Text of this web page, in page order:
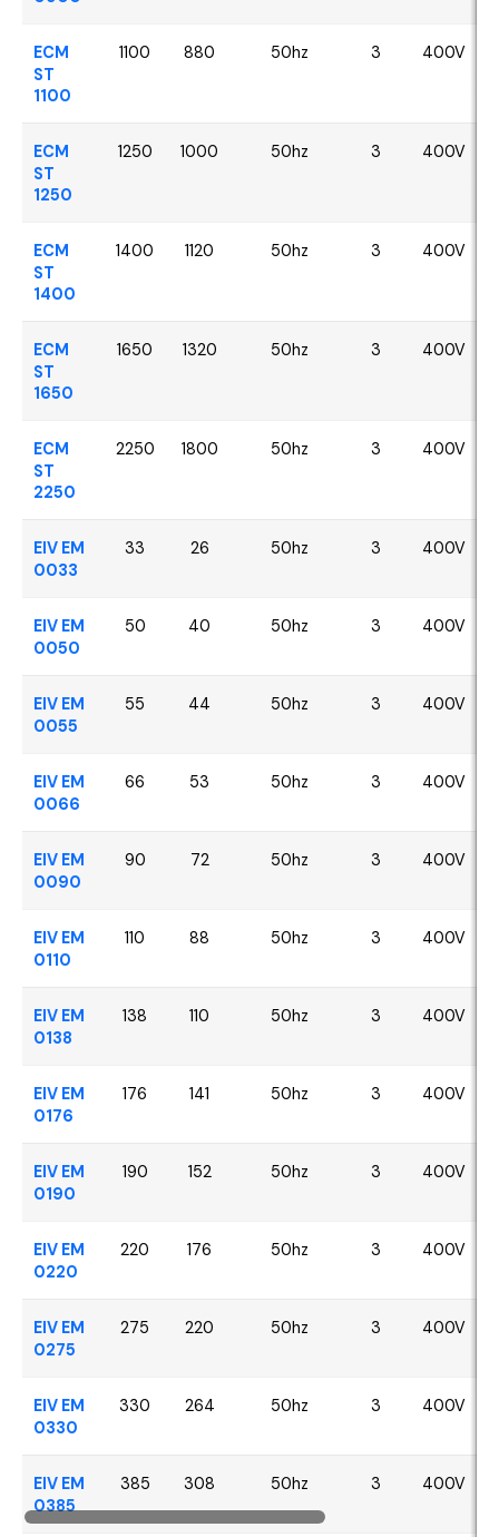
ECM
ST
1100
1100 880 50hz 3 400V
ECM
ST
1250
1250 1000 50hz 3 400V
ECM
ST
1400
1400 1120 50hz 3 400V
ECM
ST
1650
1650 1320 50hz 3 400V
ECM
ST
2250
2250 1800 50hz 3 400V
EIV EM
0033
33 26 50hz 3 400V
EIV EM
0050
50 40 50hz 3 400V
EIV EM
0055
55 44 50hz 3 400V
EIV EM
0066
66 53 50hz 3 400V
EIV EM
0090
90 72 50hz 3 400V
EIV EM
0110
110 88 50hz 3 400V
EIV EM
0138
138 110 50hz 3 400V
EIV EM
0176
176 141 50hz 3 400V
EIV EM
0190
190 152 50hz 3 400V
EIV EM
0220
220 176 50hz 3 400V
EIV EM
0275
275 220 50hz 3 400V
EIV EM
0330
330 264 50hz 3 400V
EIV EM
0385
385 308 50hz 3 400V